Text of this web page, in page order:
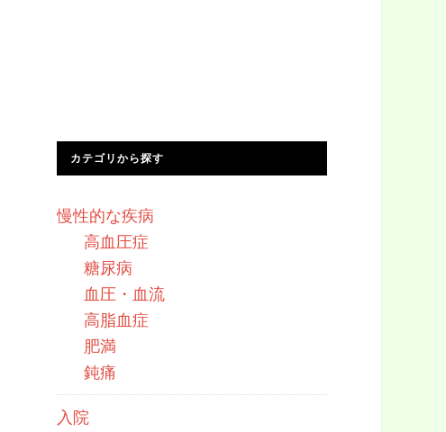
カテゴリから探す
慢性的な疾病
高血圧症
糖尿病
血圧・血流
高脂血症
肥満
鈍痛
入院